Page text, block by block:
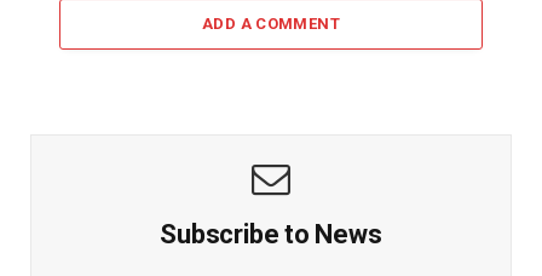
ADD A COMMENT
Subscribe to News